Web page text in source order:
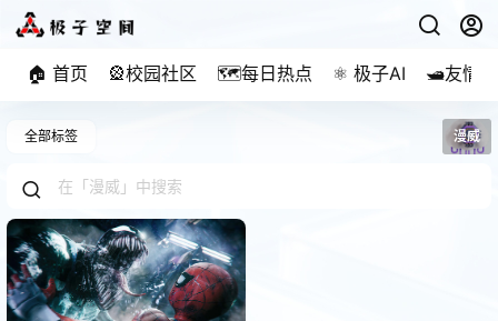
🏠 首页 🎡校园社区 🗺️每日热点 ⚛️ 极子AI 🛥️友情
全部标签 漫威